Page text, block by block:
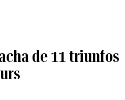
de 11 triunfos